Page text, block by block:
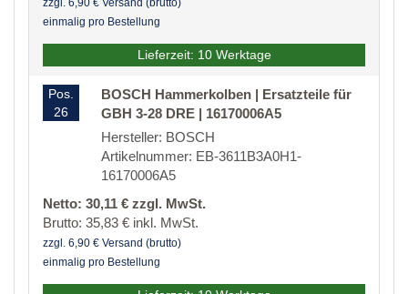
zzgl. 6,90 € Versand (brutto)
einmalig pro Bestellung
Lieferzeit: 10 Werktage
Pos.
26
BOSCH Hammerkolben | Ersatzteile für
GBH 3-28 DRE | 16170006A5
Hersteller: BOSCH
Artikelnummer: EB-3611B3A0H1-
16170006A5
Netto: 30,11 € zzgl. MwSt.
Brutto: 35,83 € inkl. MwSt.
zzgl. 6,90 € Versand (brutto)
einmalig pro Bestellung